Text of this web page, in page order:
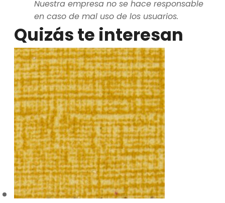
Nuestra empresa no se hace responsable
en caso de mal uso de los usuarios.
Quizás te interesan